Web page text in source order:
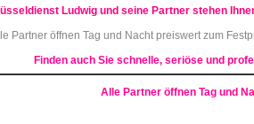
Ludwig und seine Partner stehen
Partner öffnen Tag und Nacht preiswertzum
Finden auch Sie schnelle, seriöse und
Alle Partner öffnen Tag und